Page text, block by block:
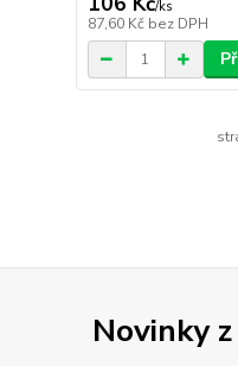
/ks
87,60 Kč bez DPH
Novinky